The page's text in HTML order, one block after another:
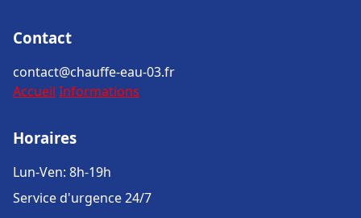
Contact
contact@chauffe-eau-03.fr
Accueil Informations
Horaires
Lun-Ven: 8h-19h
Service d'urgence 24/7